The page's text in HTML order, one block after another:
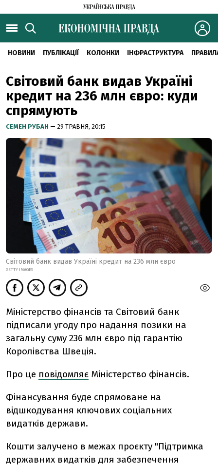
НОВИНИ ПУБЛІКАЦІЇ КОЛОНКИ ІНФРАСТРУКТУРА
Світовий банк видав Україні
кредит на 236 млн євро: куди
спрямують
СЕМЕН РУБАН — 29 ТРАВНЯ, 20:15
Світовий банк видав Україні кредит на 236 млн євро
GETTY IMAGES
Міністерство фінансів та Світовий банк
підписали угоду про надання позики на
загальну суму 236 млн євро під гарантію
Королівства Швеція.
Про це повідомляє Міністерство фінансів.
Фінансування буде спрямоване на
відшкодування ключових соціальних
видатків держави.
Кошти залучено в межах проєкту "Підтримка
державних видатків для забезпечення